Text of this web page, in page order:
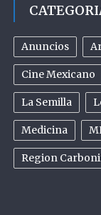
Anuncios
Cine Mexicano
La Semilla
Medicina
Region